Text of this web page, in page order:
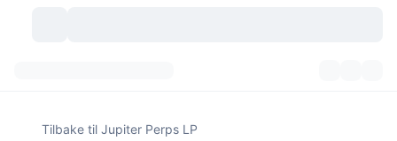
Tilbake til Jupiter Perps LP